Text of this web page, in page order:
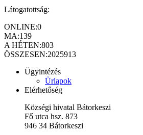
Látogatottság:
ONLINE:0
MA:139
A HÉTEN:803
ÖSSZESEN:2025913
Ügyintézés
Ürlapok
Elérhetőség
Községi hivatal Bátorkeszi
Fő utca hsz. 873
946 34 Bátorkeszi